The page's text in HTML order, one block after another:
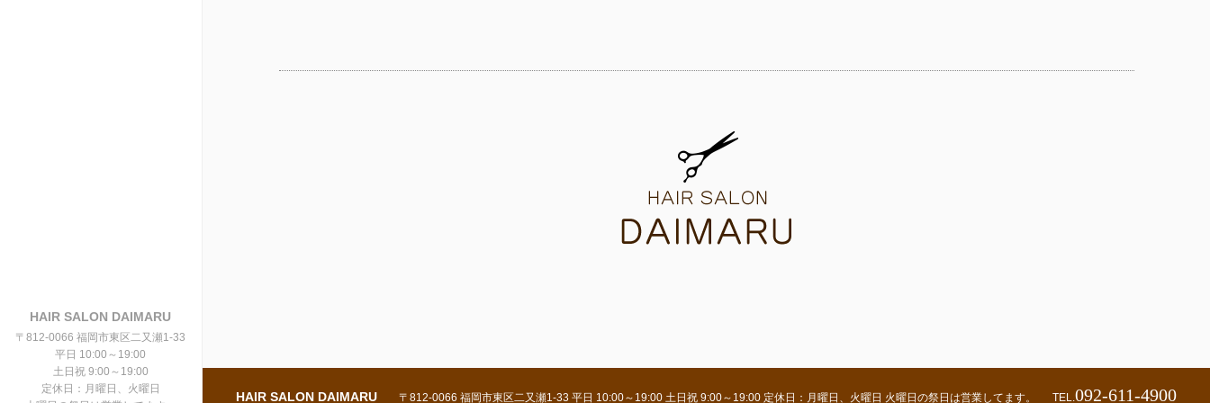
HAIR SALON DAIMARU
〒812-0066 福岡市東区二又瀬1-33
平日 10:00～19:00
土日祝 9:00～19:00
定休日：月曜日、火曜日
HAIR SALON DAIMARU 〒812-0066 福岡市東区二又瀬1-33 平日 10:00～19:00 土日祝 9:00～19:00 定休日：月曜日、火曜日 火曜日の祭日は営業してます。 TEL.092-611-4900